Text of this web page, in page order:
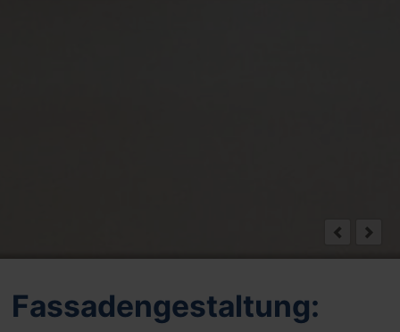
Fassadengestaltung: